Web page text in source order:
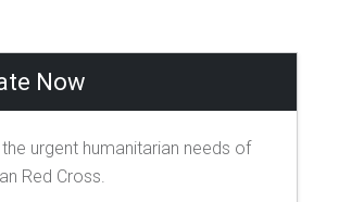
Now
urgent humanitarian needs of
Red Cross.